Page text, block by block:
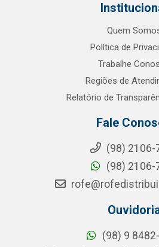
Quem
Política de
Trabalhe
Regiões de
Relatório de
Fale
(98) 2106-
(98) 2106-
(98) 9